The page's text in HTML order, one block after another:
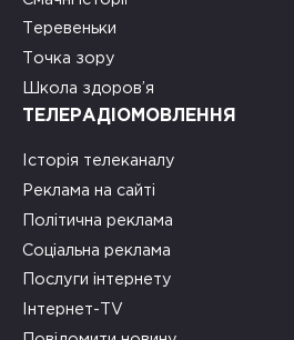
Теревеньки
Точка зору
Школа здоров’я
ТЕЛЕРАДІОМОВЛЕННЯ
Історія телеканалу
Реклама на сайті
Політична реклама
Соціальна реклама
Послуги інтернету
Інтернет-TV